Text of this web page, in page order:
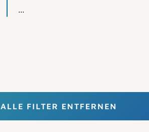
...
ALLE FILTER ENTFERNEN